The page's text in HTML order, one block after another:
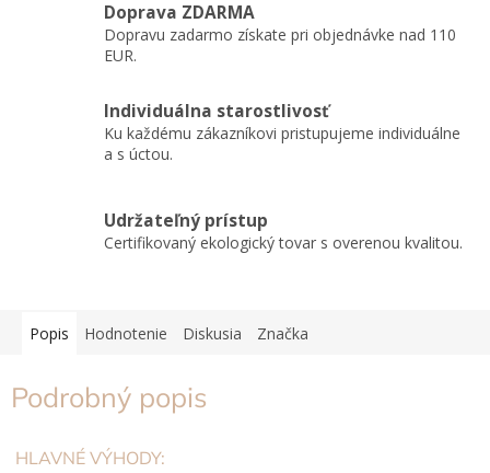
Doprava ZDARMA
Dopravu zadarmo získate pri objednávke nad 110
EUR.
Individuálna starostlivosť
Ku každému zákazníkovi pristupujeme individuálne
a s úctou.
Udržateľný prístup
Certifikovaný ekologický tovar s overenou kvalitou.
Popis Hodnotenie Diskusia Značka
Podrobný popis
HLAVNÉ VÝHODY: